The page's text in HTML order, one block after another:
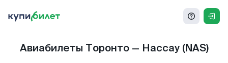
Авиабилеты Торонто — Нассау (NAS)